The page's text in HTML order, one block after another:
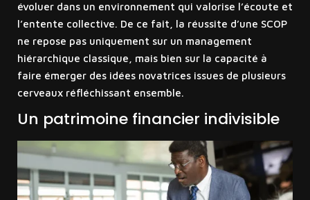
évoluer dans un environnement qui valorise l’écoute et
l’entente collective. De ce fait, la réussite d’une SCOP
ne repose pas uniquement sur un management
hiérarchique classique, mais bien sur la capacité à
faire émerger des idées novatrices issues de plusieurs
cerveaux réfléchissant ensemble.
Un patrimoine financier indivisible